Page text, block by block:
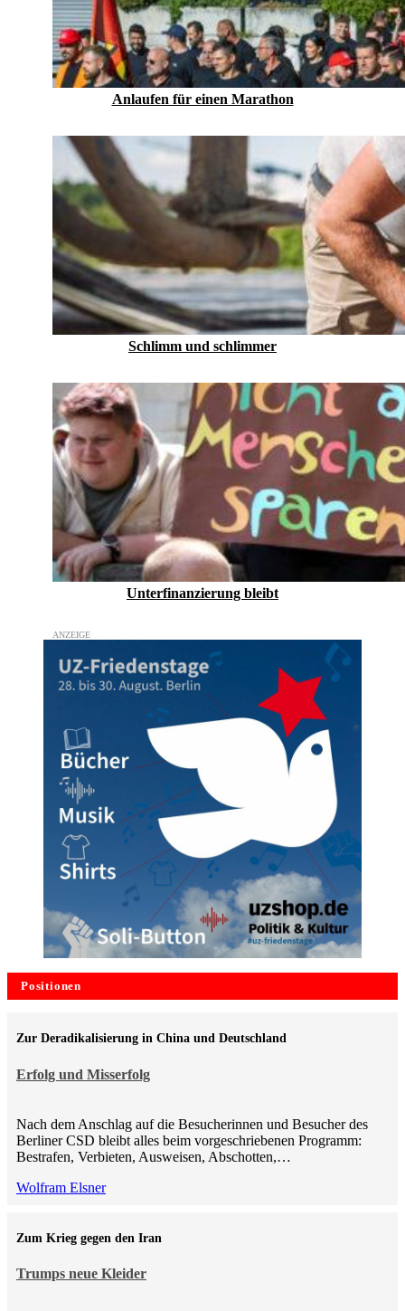
Anlaufen für einen Marathon
Schlimm und schlimmer
Unterfinanzierung bleibt
Positionen
Erfolg und Misserfolg
Zur Deradikalisierung in China und Deutschland
Nach dem Anschlag auf die Besucherinnen und Besucher des
Berliner CSD bleibt alles beim vorgeschriebenen Programm:
Bestrafen, Verbieten, Ausweisen, Abschotten,…
Wolfram Elsner
Trumps neue Kleider
Zum Krieg gegen den Iran